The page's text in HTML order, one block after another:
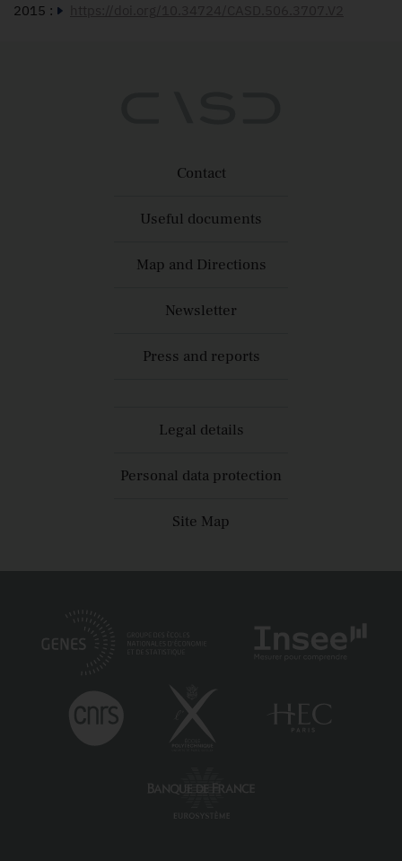
2015 :
Contact
Useful documents
Map and Directions
Newsletter
Press and reports
Legal details
Personal data protection
Site Map